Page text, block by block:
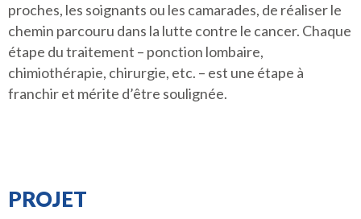
proches, les soignants ou les camarades, de réaliser le
chemin parcouru dans la lutte contre le cancer. Chaque
étape du traitement – ponction lombaire,
chimiothérapie, chirurgie, etc. – est une étape à
franchir et mérite d’être soulignée.
PROJET